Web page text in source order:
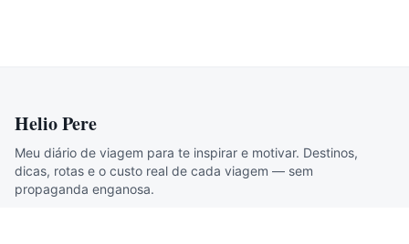
Helio Pere
Meu diário de viagem para te inspirar e motivar. Destinos,
dicas, rotas e o custo real de cada viagem — sem
propaganda enganosa.